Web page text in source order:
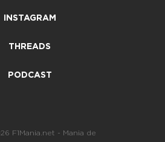
INSTAGRAM
THREADS
PODCAST
F1Mania.net - Mania de